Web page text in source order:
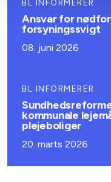
BL INFORMERER
Ansvar for
forsyningssvigt
08. juni 2026
BL INFORMERER
kommunale
plejeboliger
20. marts 2026